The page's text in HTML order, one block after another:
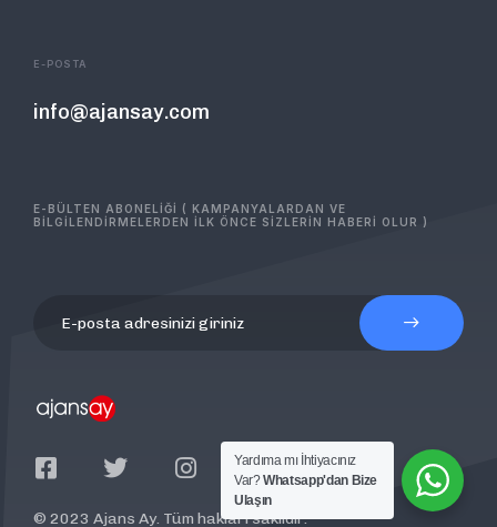
E-POSTA
info@ajansay.com
E-BÜLTEN ABONELİĞİ ( KAMPANYALARDAN VE
BİLGİLENDİRMELERDEN İLK ÖNCE SİZLERİN HABERİ OLUR )
© 2023 Ajans Ay. Tüm hakları saklıdır.
Yardıma mı İhtiyacınız
Var?Whatsapp'dan Bize
Ulaşın